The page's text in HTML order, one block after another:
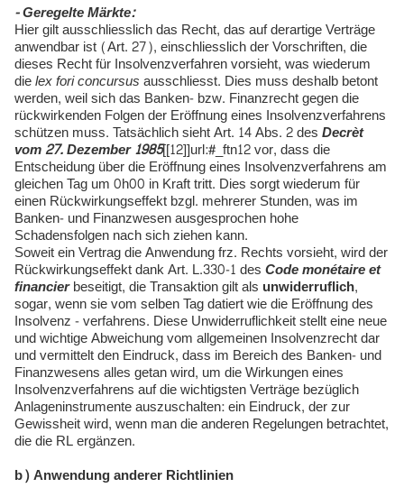
- Geregelte Märkte:
Hier gilt ausschliesslich das Recht, das auf derartige Verträge
anwendbar ist (Art. 27), einschliesslich der Vorschriften, die
dieses Recht für Insolvenzverfahren vorsieht, was wiederum
dielex fori concursusausschliesst. Dies muss deshalb betont
werden, weil sich das Banken- bzw. Finanzrecht gegen die
rückwirkenden Folgen der Eröffnung eines Insolvenzverfahrens
schützen muss. Tatsächlich sieht Art. 14 Abs. 2 desDecrèt
vom 27. Dezember 1985[[12]]url:#_ftn12 vor, dass die
Entscheidung über die Eröffnung eines Insolvenzverfahrens am
gleichen Tag um 0h00 in Kraft tritt. Dies sorgt wiederum für
einen Rückwirkungseffekt bzgl. mehrerer Stunden, was im
Banken- und Finanzwesen ausgesprochen hohe
Schadensfolgen nach sich ziehen kann.
Soweit ein Vertrag die Anwendung frz. Rechts vorsieht, wird der
Rückwirkungseffekt dank Art. L.330-1 desCode monétaire et
financierbeseitigt, die Transaktion gilt als unwiderruflich,
sogar, wenn sie vom selben Tag datiert wie die Eröffnung des
Insolvenz - verfahrens. Diese Unwiderruflichkeit stellt eine neue
und wichtige Abweichung vom allgemeinen Insolvenzrecht dar
und vermittelt den Eindruck, dass im Bereich des Banken- und
Finanzwesens alles getan wird, um die Wirkungen eines
Insolvenzverfahrens auf die wichtigsten Verträge bezüglich
Anlageninstrumente auszuschalten: ein Eindruck, der zur
Gewissheit wird, wenn man die anderen Regelungen betrachtet,
die die RL ergänzen.
b) Anwendung anderer Richtlinien